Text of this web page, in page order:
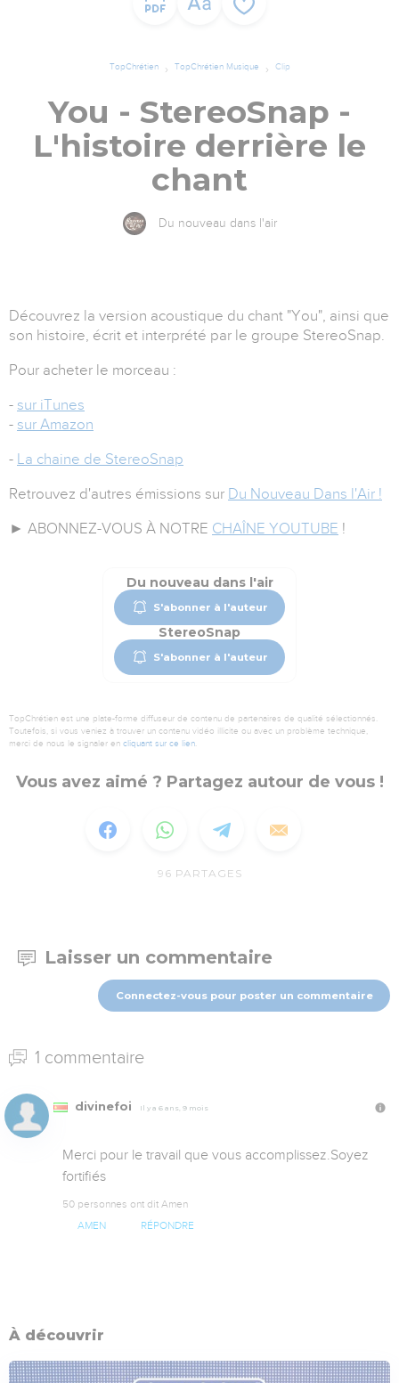
TopChrétien TopChrétien Musique Clip
You - StereoSnap -
L'histoire derrière le
chant
Du nouveau dans l'air
Découvrez la version acoustique du chant "You", ainsi que
son histoire, écrit et interprété par le groupe StereoSnap.
Pour acheter le morceau :
- sur iTunes
- sur Amazon
- La chaine de StereoSnap
Retrouvez d'autres émissions sur Du Nouveau Dans l'Air !
► ABONNEZ-VOUS À NOTRE CHAÎNE YOUTUBE !
Du nouveau dans l'air
S'abonner à l'auteur
StereoSnap
S'abonner à l'auteur
TopChrétien est une plate-forme diffuseur de contenu de partenaires de qualité sélectionnés.
Toutefois, si vous veniez à trouver un contenu vidéo illicite ou avec un problème technique,
merci de nous le signaler en cliquant sur ce lien.
Vous avez aimé ? Partagez autour de vous !
96 PARTAGES
Laisser un commentaire
Connectez-vous pour poster un commentaire
1 commentaire
divinefoi Il y a 6 ans, 9 mois
Merci pour le travail que vous accomplissez.Soyez
fortifiés
50 personnes ont dit Amen
AMEN RÉPONDRE
À découvrir